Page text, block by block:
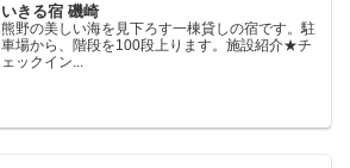
いきる宿 磯崎
熊野の美しい海を見下ろす一棟貸しの宿です。駐
車場から、階段を100段上ります。施設紹介★チ
ェックイン...